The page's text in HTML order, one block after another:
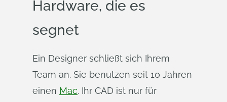
Hardware, die es
segnet
Ein Designer schließt sich Ihrem
Team an. Sie benutzen seit 10 Jahren
einen Mac. Ihr CAD ist nur für